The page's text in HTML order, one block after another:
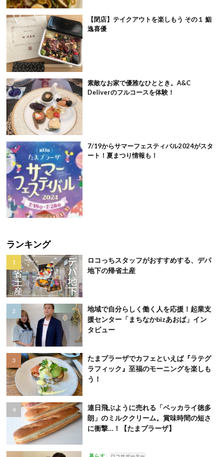
【閉店】テイクアウトを楽しもう その１ 鮨
逸喜優
素敵なお家で優雅なひととき。A&C
Deliverのフルコースを体験！
7/19からサマーフェスティバル2024がスタ
ート！夏まつり情報も！
ランキング
ロコっちスタッフがおすすめする、デパ
地下の帰省土産
地域で自分らしく働く人を応援！起業支
援センター「まちなかbizあおば」イン
タビュー
たまプラーザでカフェといえば『ラテグ
ラフィック』至福のモーニングを楽しも
う！
連日飛ぶように売れる「ベッカライ徳多
朗」のミルククリーム。賞味時間の短さ
に衝撃…！【たまプラーザ】